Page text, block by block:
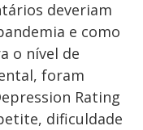
deveriam
e como
o nível de
foram
Rating
dificuldade